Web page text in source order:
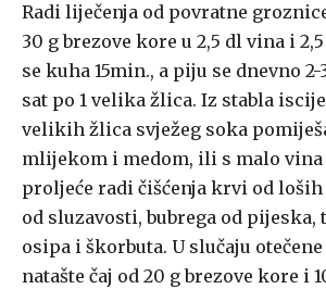
Radi liječenja od povratne
30 g brezove kore u 2,5 dl vina i
se kuha 15min., a piju se dnevno
sat po 1 velika žlica. Iz stabla
velikih žlica svježeg soka
mlijekom i medom, ili s malo vina
proljeće radi čišćenja krvi od loših
od sluzavosti, bubrega od
osipa i škorbuta. U slučaju
natašte čaj od 20 g brezove kore i